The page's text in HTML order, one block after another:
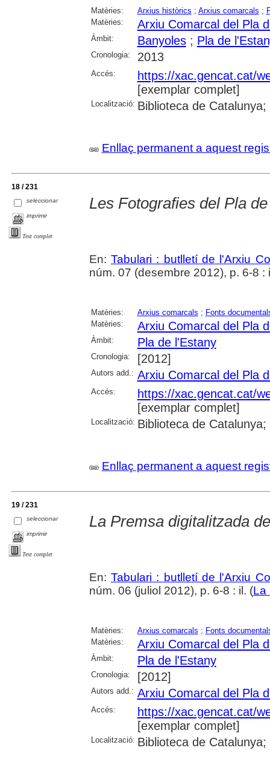
Matèries: Arxius històrics ; Arxius comarcals ;
Matèries:
Arxiu Comarcal del Pla
Àmbit: Banyoles; Pla de
Cronologia: 2013
Accés:
https://xac.gencat.cat/
[exemplar complet]
Localització: Biblioteca de
Enllaç permanent a aquest
18 / 231
seleccionar
imprimir
Text complet
Les Fotografies del Pla
En: Tabulari : butlletí de l'Arxiu
núm. 07 (desembre 2012), p. 6-8 :
Matèries: Arxius comarcals ; Fonts
Matèries:
Arxiu Comarcal del Pla
Àmbit: Pla de l'Estany
Cronologia: [2012]
Autors add.: Arxiu Comarcal del Pla
Accés:
https://xac.gencat.cat/
[exemplar complet]
Localització: Biblioteca de
Enllaç permanent a aquest
19 / 231
seleccionar
imprimir
Text complet
La Premsa digitalitzada
En: Tabulari : butlletí de l'Arxiu
núm. 06 (juliol 2012), p. 6-8 : il. (La
Matèries: Arxius comarcals ; Fonts
Matèries:
Arxiu Comarcal del Pla
Àmbit: Pla de l'Estany
Cronologia: [2012]
Autors add.: Arxiu Comarcal del Pla
Accés:
https://xac.gencat.cat/
[exemplar complet]
Localització: Biblioteca de